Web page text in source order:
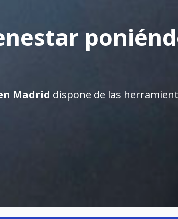
Madrid dispone de las